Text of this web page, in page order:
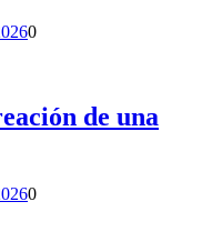
0
de una
0